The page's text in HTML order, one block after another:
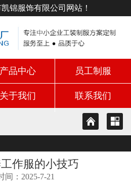
锦服饰有限公司网站！
产品中心 员工制服
关于我们 联系我们
作服的小技巧
间：2025-7-21